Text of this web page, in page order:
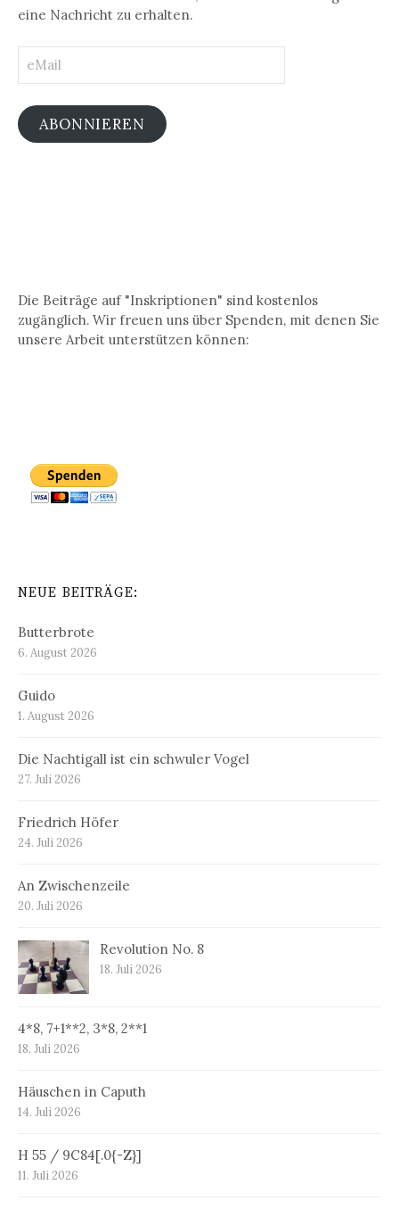
eine Nachricht zu erhalten.
ABONNIEREN
Die Beiträge auf "Inskriptionen" sind kostenlos
zugänglich. Wir freuen uns über Spenden, mit denen Sie
unsere Arbeit unterstützen können:
NEUE BEITRÄGE:
Butterbrote
6. August 2026
Guido
1. August 2026
Die Nachtigall ist ein schwuler Vogel
27. Juli 2026
Friedrich Höfer
24. Juli 2026
An Zwischenzeile
20. Juli 2026
Revolution No. 8
18. Juli 2026
4*8, 7+1**2, 3*8, 2**1
18. Juli 2026
Häuschen in Caputh
14. Juli 2026
H 55 / 9C84[.0{-Z}]
11. Juli 2026